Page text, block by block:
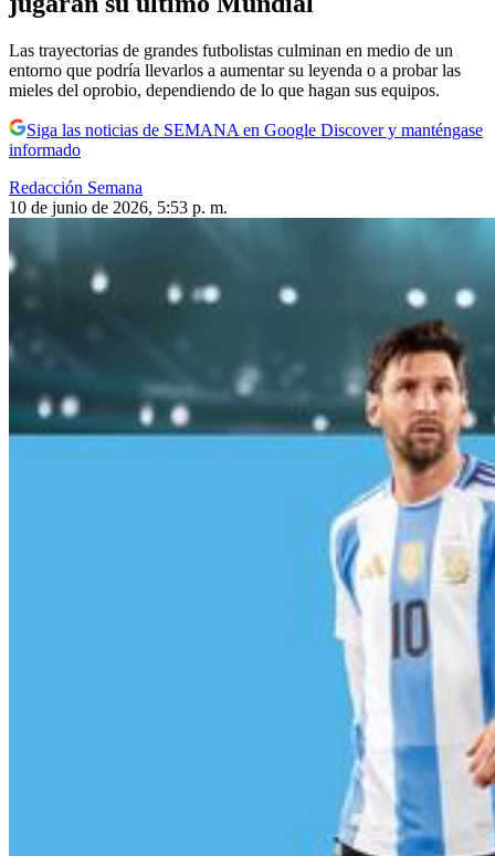
Las trayectorias de grandes futbolistas culminan en medio de un
entorno que podría llevarlos a aumentar su leyenda o a probar las
mieles del oprobio, dependiendo de lo que hagan sus equipos.
Siga las noticias de SEMANA en Google Discover y manténgase
informado
Redacción Semana
10 de junio de 2026, 5:53 p. m.